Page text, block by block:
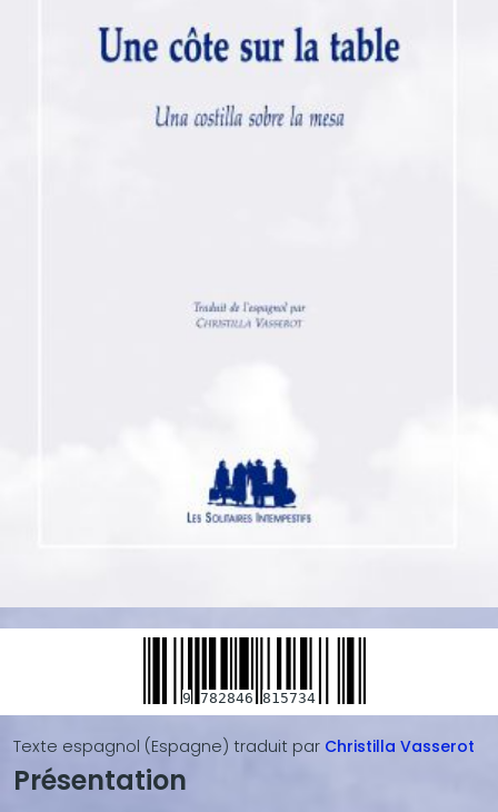
9 782846 815734
Texte espagnol (Espagne) traduit par Christilla Vasserot
Blocs
Présentation